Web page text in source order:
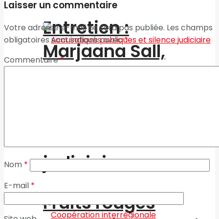
Entretien :
Marjaana Sall,
ambassadrice de
Fruits rouges
judiciaire
Laisser un commentaire
Votre adresse e-mail ne sera pas publiée. Les champs
obligatoires sont indiqués avec*
Commentaire*
Nom *
E-mail *